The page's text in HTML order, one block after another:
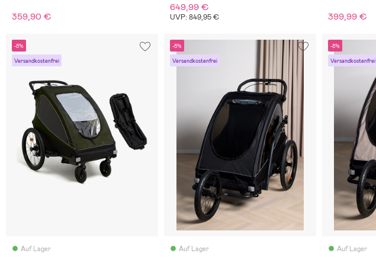
359,90 €
649,99 €
UVP: 849,95 € 399,99 €
-8%
Versandkostenfrei
Auf Lager
-8%
Versandkostenfrei
Auf Lager
-8%
Versandkostenfrei
Auf Lager